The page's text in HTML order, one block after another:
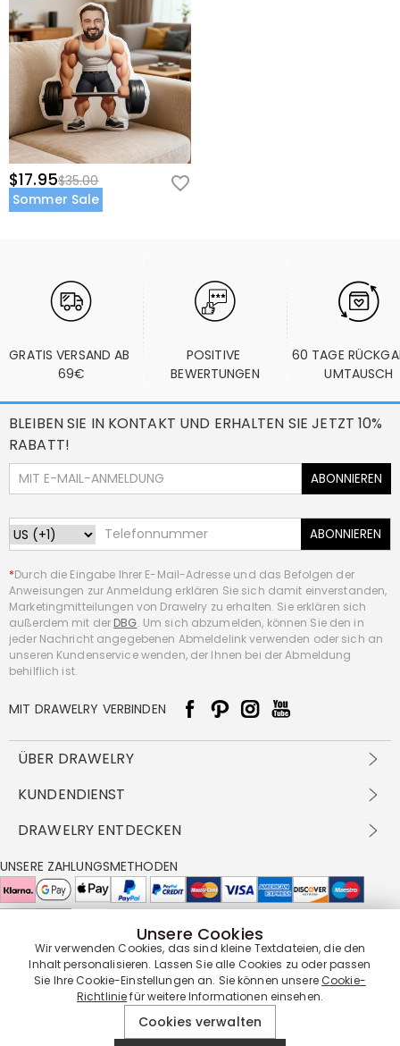
$17.95$35.00
Sommer Sale
GRATIS VERSAND AB
69€
POSITIVE
BEWERTUNGEN
60 TAGE
UMTAUSCH
BLEIBEN SIE IN KONTAKT UND ERHALTEN SIE JETZT 10%
RABATT!
ABONNIEREN
ABONNIEREN
*Durch die Eingabe Ihrer E-Mail-Adresse und das Befolgen der
Anweisungen zur Anmeldung erklären Sie sich damit einverstanden,
Marketingmitteilungen von Drawelry zu erhalten. Sie erklären sich
außerdem mit der DBG. Um sich abzumelden, können Sie den in
jeder Nachricht angegebenen Abmeldelink verwenden oder sich an
unseren Kundenservice wenden, der Ihnen bei der Abmeldung
behilflich ist.
MIT DRAWELRY VERBINDEN
ÜBER DRAWELRY
Über Uns
DBG
FAQ
Cookie-Richtlinie
KUNDENDIENST
Versandbedingungen
Rückgabe & Umtausch
Pflegehinweis
DRAWELRY ENTDECKEN
Großhandelsangebot
Drawelry Prime
Bonusprogramm
UNSERE ZAHLUNGSMETHODEN
UNSERE LIEFERPARTNER
UNSERE SERVICEGARANTIE
Unsere Cookies
Wir verwenden Cookies, das sind kleine Textdateien, die den
Inhalt personalisieren. Lassen Sie alle Cookies zu oder passen
Sie Ihre Cookie-Einstellungen an. Sie können unsereCookie-
Richtliniefür weitere Informationen einsehen.
Cookies verwalten